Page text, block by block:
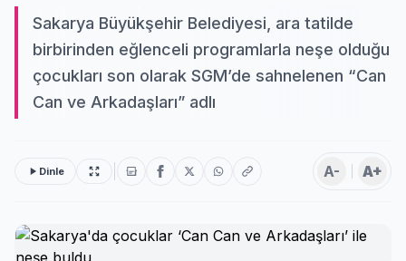
Sakarya Büyükşehir Belediyesi, ara tatilde
birbirinden eğlenceli programlarla neşe olduğu
çocukları son olarak SGM’de sahnelenen “Can
Can ve Arkadaşları” adlı
Dinle A- A+